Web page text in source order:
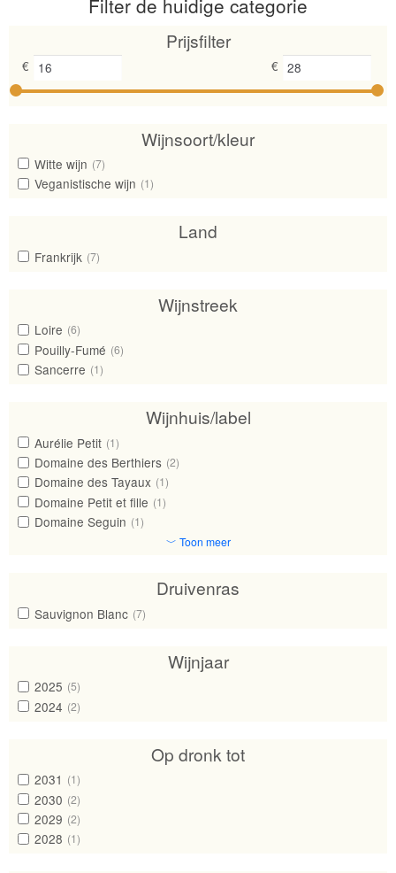
laag
Filter de huidige categorie
Prijsfilter
€ €
Wijnsoort/kleur
Witte wijn (7)
Veganistische wijn (1)
Land
Frankrijk (7)
Wijnstreek
Loire (6)
Pouilly-Fumé (6)
Sancerre (1)
Wijnhuis/label
Aurélie Petit (1)
Domaine des Berthiers (2)
Domaine des Tayaux (1)
Domaine Petit et fille (1)
Domaine Seguin (1)
﹀ Toon meer
Druivenras
Sauvignon Blanc (7)
Wijnjaar
2025 (5)
2024 (2)
Op dronk tot
2031 (1)
2030 (2)
2029 (2)
2028 (1)